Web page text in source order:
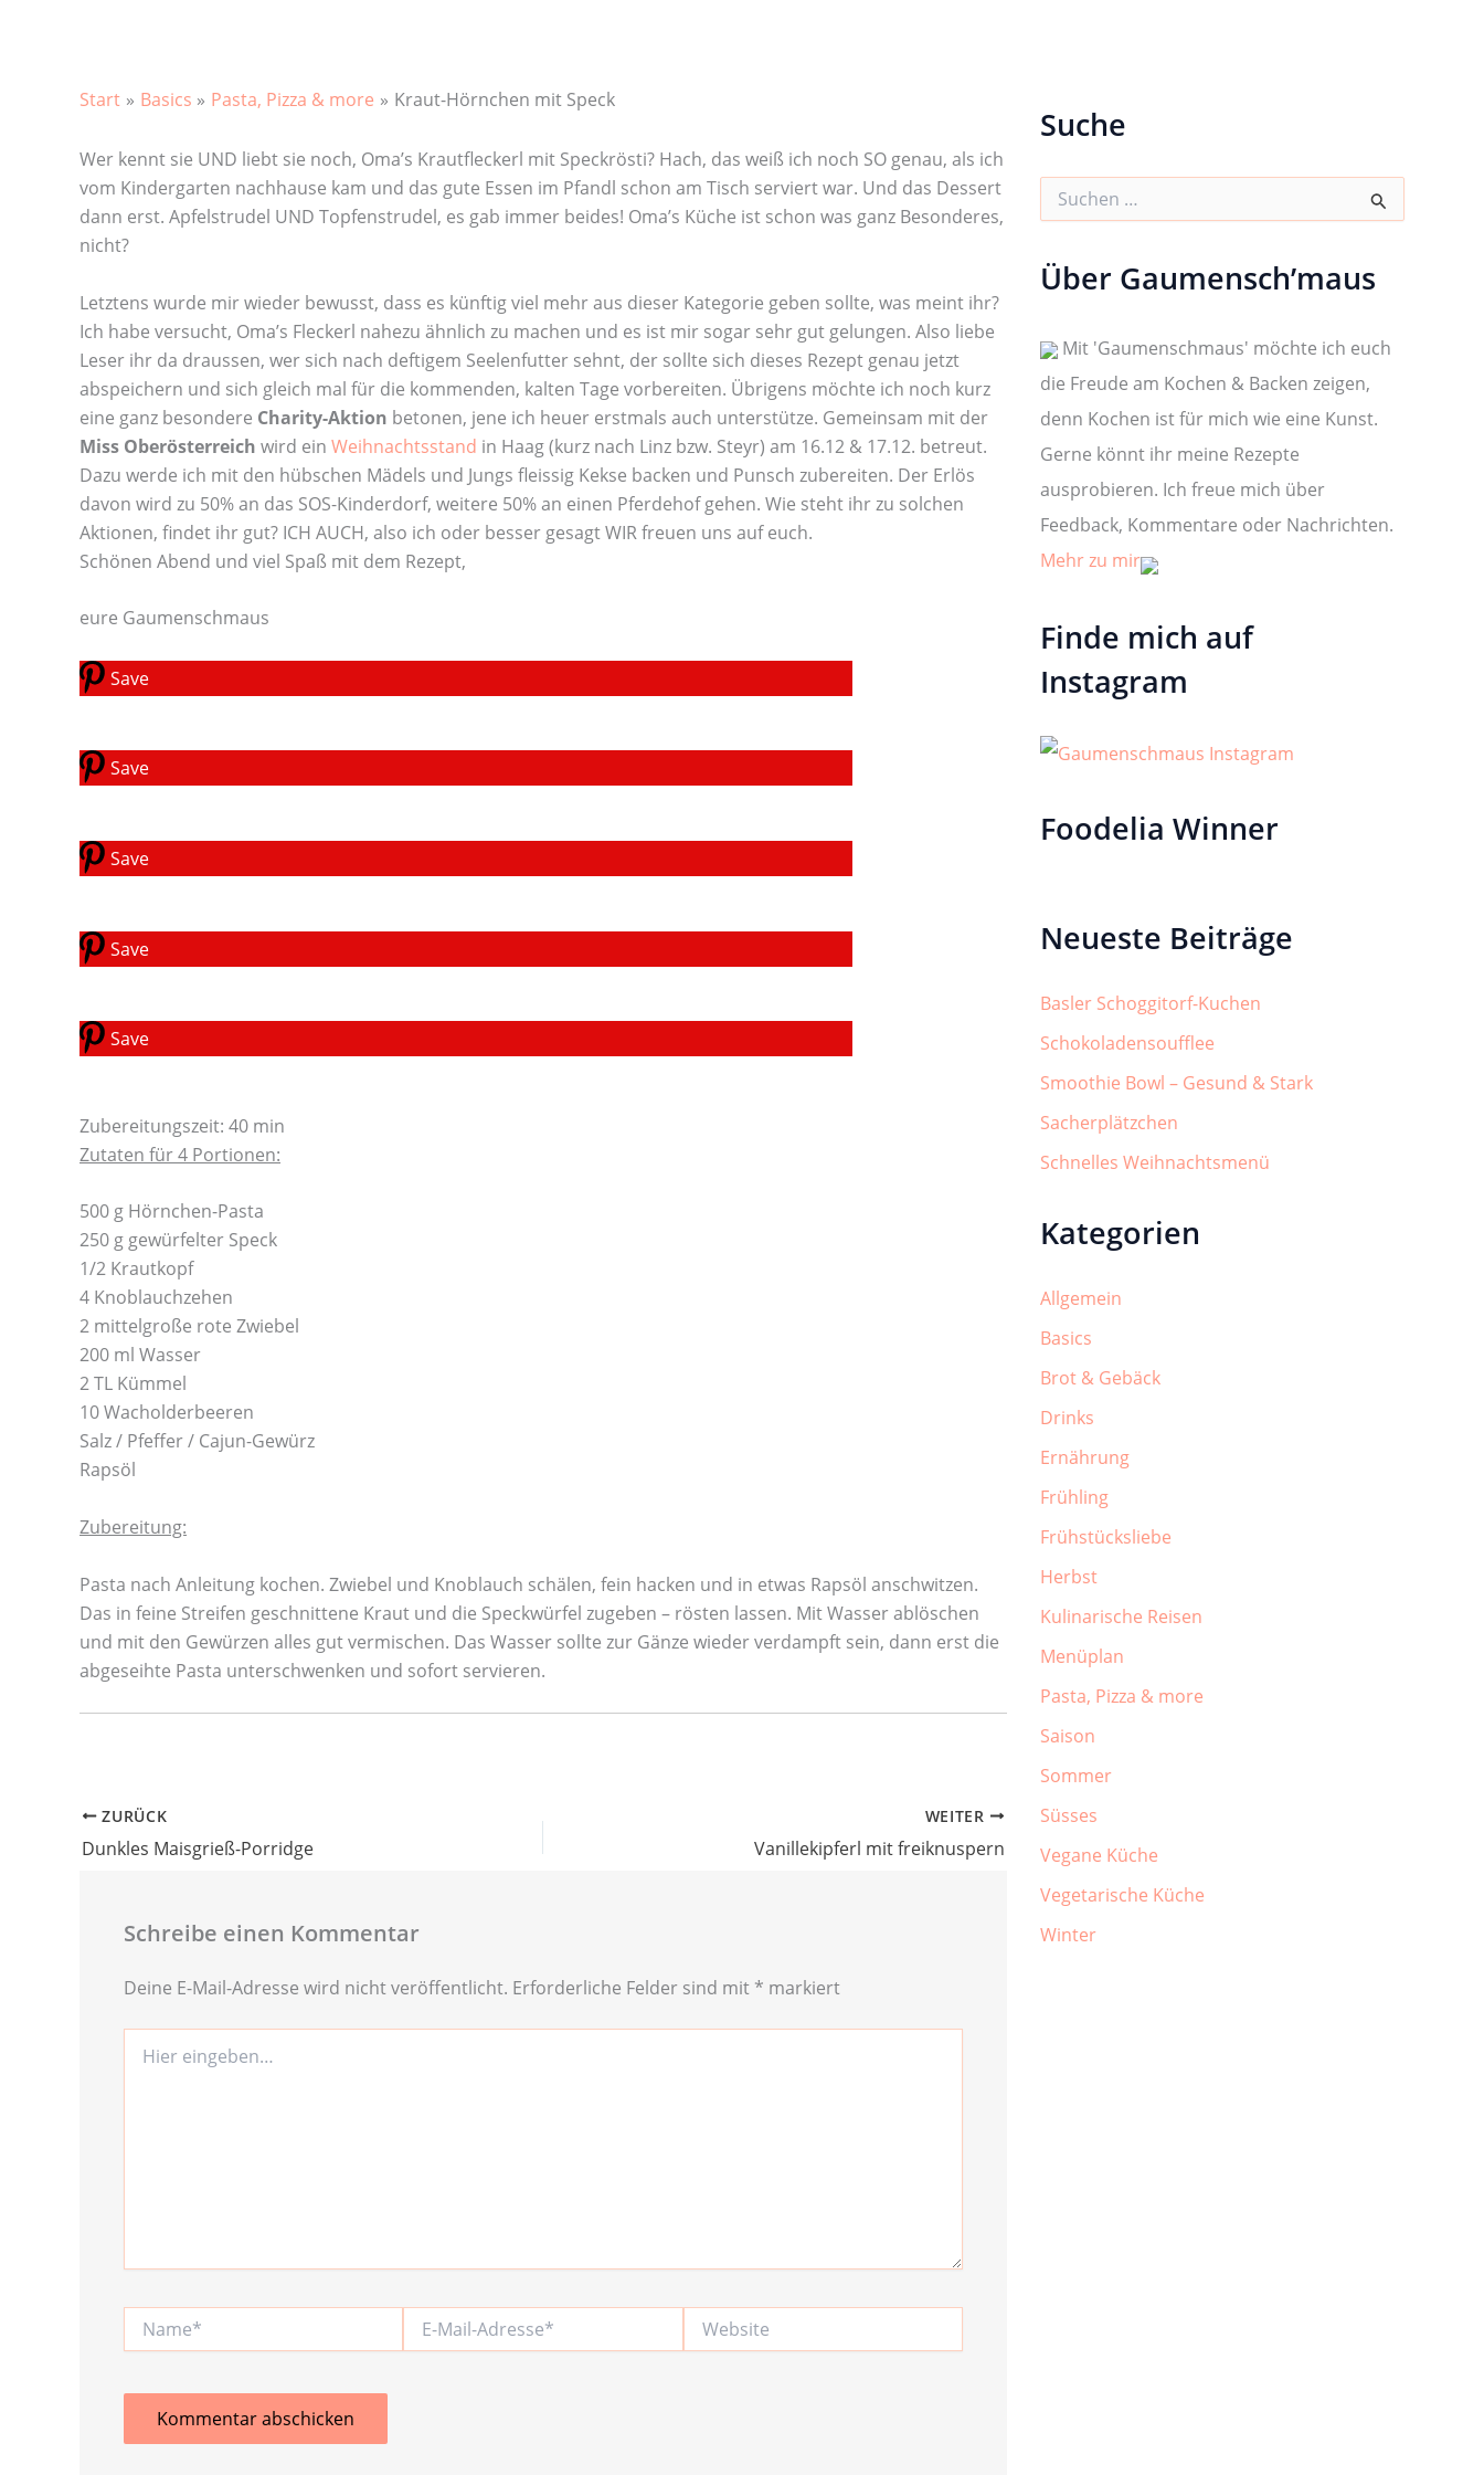
Start Basics Pasta, Pizza & more Kraut-Hörnchen mit Speck
Wer kennt sie UND liebt sie noch, Oma’s Krautfleckerl mit Speckrösti? Hach, das weiß ich noch SO genau, als ich
vom Kindergarten nachhause kam und das gute Essen im Pfandl schon am Tisch serviert war. Und das Dessert
dann erst. Apfelstrudel UND Topfenstrudel, es gab immer beides! Oma’s Küche ist schon was ganz Besonderes,
nicht?
Letztens wurde mir wieder bewusst, dass es künftig viel mehr aus dieser Kategorie geben sollte, was meint ihr?
Ich habe versucht, Oma’s Fleckerl nahezu ähnlich zu machen und es ist mir sogar sehr gut gelungen. Also liebe
Leser ihr da draussen, wer sich nach deftigem Seelenfutter sehnt, der sollte sich dieses Rezept genau jetzt
abspeichern und sich gleich mal für die kommenden, kalten Tage vorbereiten. Übrigens möchte ich noch kurz
eine ganz besondere Charity-Aktion betonen, jene ich heuer erstmals auch unterstütze. Gemeinsam mit der
Miss Oberösterreich wird ein Weihnachtsstand in Haag (kurz nach Linz bzw. Steyr) am 16.12 & 17.12. betreut.
Dazu werde ich mit den hübschen Mädels und Jungs fleissig Kekse backen und Punsch zubereiten. Der Erlös
davon wird zu 50% an das SOS-Kinderdorf, weitere 50% an einen Pferdehof gehen. Wie steht ihr zu solchen
Aktionen, findet ihr gut? ICH AUCH, also ich oder besser gesagt WIR freuen uns auf euch.
Schönen Abend und viel Spaß mit dem Rezept,
eure Gaumenschmaus
Save
Save
Save
Save
Save
Zubereitungszeit: 40 min
Zutaten für 4 Portionen:
500 g Hörnchen-Pasta
250 g gewürfelter Speck
1/2 Krautkopf
4 Knoblauchzehen
2 mittelgroße rote Zwiebel
200 ml Wasser
2 TL Kümmel
10 Wacholderbeeren
Salz / Pfeffer / Cajun-Gewürz
Rapsöl
Zubereitung:
Pasta nach Anleitung kochen. Zwiebel und Knoblauch schälen, fein hacken und in etwas Rapsöl anschwitzen.
Das in feine Streifen geschnittene Kraut und die Speckwürfel zugeben – rösten lassen. Mit Wasser ablöschen
und mit den Gewürzen alles gut vermischen. Das Wasser sollte zur Gänze wieder verdampft sein, dann erst die
abgeseihte Pasta unterschwenken und sofort servieren.
ZURÜCK
Dunkles Maisgrieß-Porridge
WEITER
Vanillekipferl mit freiknuspern
Schreibe einen Kommentar
Deine E-Mail-Adresse wird nicht veröffentlicht. Erforderliche Felder sind mit * markiert
eingeben…
Mail-
Suche
e
a
c
h
Über Gaumensch’maus
Mit 'Gaumenschmaus' möchte ich euch
die Freude am Kochen & Backen zeigen,
denn Kochen ist für mich wie eine Kunst.
Gerne könnt ihr meine Rezepte
ausprobieren. Ich freue mich über
Feedback, Kommentare oder Nachrichten.
Mehr zu mir
Finde mich auf
Instagram
Foodelia Winner
Neueste Beiträge
Basler Schoggitorf-Kuchen
Schokoladensoufflee
Smoothie Bowl – Gesund & Stark
Sacherplätzchen
Schnelles Weihnachtsmenü
Kategorien
Allgemein
Basics
Brot & Gebäck
Drinks
Ernährung
Frühling
Frühstücksliebe
Herbst
Kulinarische Reisen
Menüplan
Pasta, Pizza & more
Saison
Sommer
Süsses
Vegane Küche
Vegetarische Küche
Winter